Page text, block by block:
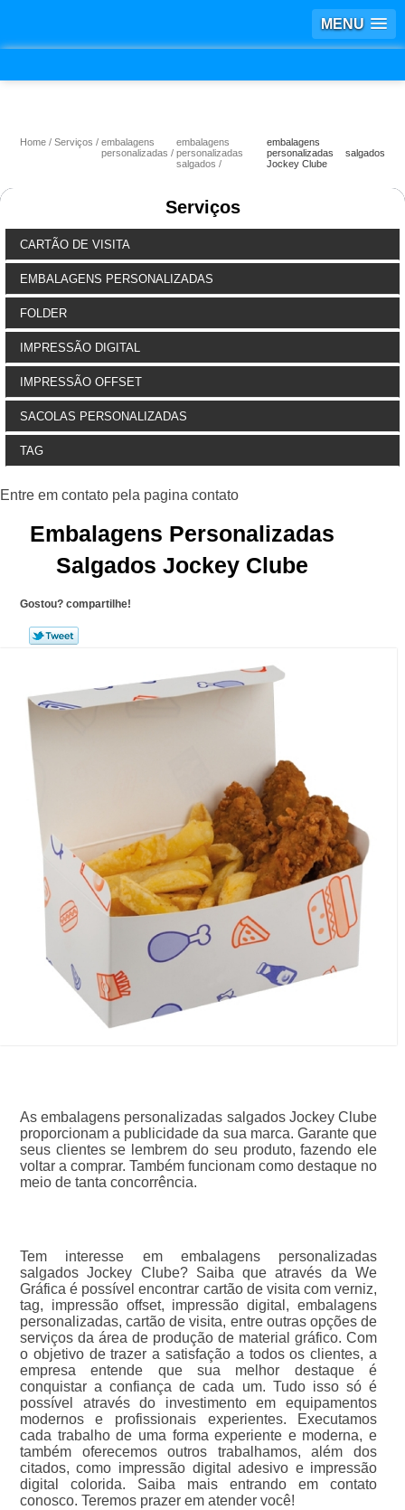
MENU
Home Serviços
embalagens
personalizadas
embalagens
personalizadas
salgados
embalagens
personalizadas salgados
Jockey Clube
Serviços
CARTÃO DE VISITA
EMBALAGENS PERSONALIZADAS
FOLDER
IMPRESSÃO DIGITAL
IMPRESSÃO OFFSET
SACOLAS PERSONALIZADAS
TAG
Embalagens Personalizadas
Salgados Jockey Clube
Gostou? compartilhe!
As embalagens personalizadas salgados Jockey Clube
proporcionam a publicidade da sua marca. Garante que
seus clientes se lembrem do seu produto, fazendo ele
voltar a comprar. Também funcionam como destaque no
meio de tanta concorrência.
Tem interesse em embalagens personalizadas
salgados Jockey Clube? Saiba que através da We
Gráfica é possível encontrar cartão de visita com verniz,
tag, impressão offset, impressão digital, embalagens
personalizadas, cartão de visita, entre outras opções de
serviços da área de produção de material gráfico. Com
o objetivo de trazer a satisfação a todos os clientes, a
empresa entende que sua melhor destaque é
conquistar a confiança de cada um. Tudo isso só é
possível através do investimento em equipamentos
modernos e profissionais experientes. Executamos
cada trabalho de uma forma experiente e moderna, e
também oferecemos outros trabalhamos, além dos
citados, como impressão digital adesivo e impressão
digital colorida. Saiba mais entrando em contato
conosco. Teremos prazer em atender você!